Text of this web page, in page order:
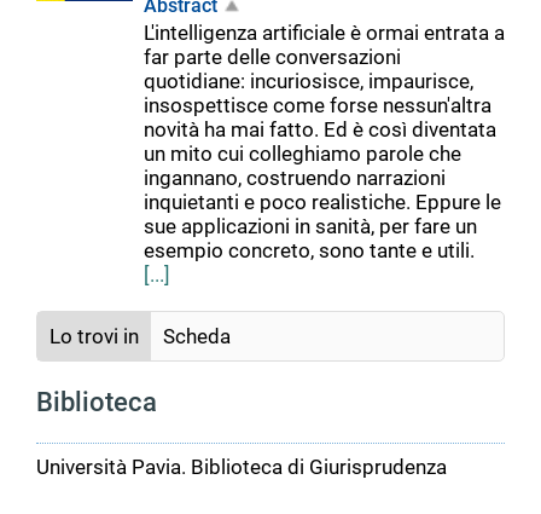
Abstract
L'intelligenza artificiale è ormai entrata a
far parte delle conversazioni
quotidiane: incuriosisce, impaurisce,
insospettisce come forse nessun'altra
novità ha mai fatto. Ed è così diventata
un mito cui colleghiamo parole che
ingannano, costruendo narrazioni
inquietanti e poco realistiche. Eppure le
sue applicazioni in sanità, per fare un
esempio concreto, sono tante e utili.
[...]
Lo trovi in Scheda
Biblioteca
Università Pavia. Biblioteca di Giurisprudenza